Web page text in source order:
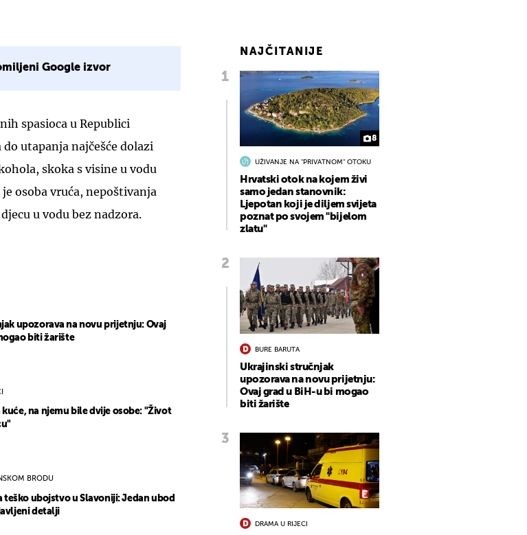
Google izvor
spasioca u Republici
utapanja najčešće dolazi
skoka s visine u vodu
osoba vruća, nepoštivanja
u vodu bez nadzora.
upozorava na novu prijetnju: Ovaj
biti žarište
kuće, na njemu bile dvije osobe: "Život
BRODU
teško ubojstvo u Slavoniji: Jedan ubod
detalji
NAJČITANIJE
8
UŽIVANJE NA "PRIVATNOM" OTOKU
Hrvatski otok na kojem živi
samo jedan stanovnik:
Ljepotan koji je diljem svijeta
poznat po svojem "bijelom
zlatu"
BURE BARUTA
Ukrajinski stručnjak
upozorava na novu prijetnju:
Ovaj grad u BiH-u bi mogao
biti žarište
DRAMA U RIJECI